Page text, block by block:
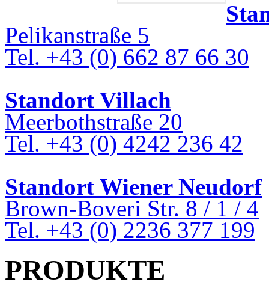
Pelikanstraße 5
Tel. +43 (0) 662 87 66 30
Standort Villach
Meerbothstraße 20
Tel. +43 (0) 4242 236 42
Standort Wiener Neudorf
Brown-Boveri Str. 8 / 1 / 4
Tel. +43 (0) 2236 377 199
PRODUKTE